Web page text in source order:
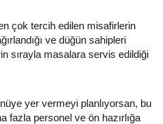
çok tercih edilen misafirlerin
ve düğün sahipleri
sırayla masalara servis edildiği
yer vermeyi planlıyorsan, bu
fazla personel ve ön hazırlığa